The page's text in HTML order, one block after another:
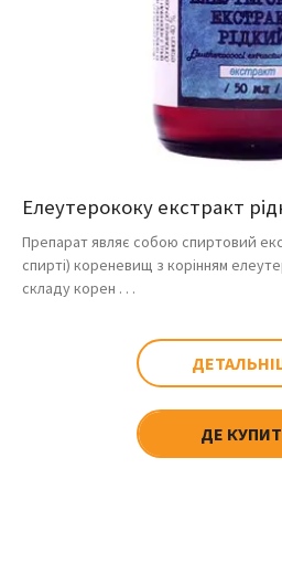
Елеутерококу екстракт
Препарат являє собою спиртовий
спирті) кореневищ з корінням
складу корен . . .
ДЕ